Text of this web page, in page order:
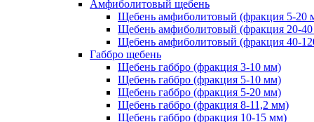
Амфиболитовый щебень
Щебень амфиболитовый (фракция 5-20
Щебень амфиболитовый (фракция 20-
Щебень амфиболитовый (фракция 40-
Габбро щебень
Щебень габбро (фракция 3-10 мм)
Щебень габбро (фракция 5-10 мм)
Щебень габбро (фракция 5-20 мм)
Щебень габбро (фракция 8-11,2 мм)
Щебень габбро (фракция 10-15 мм)